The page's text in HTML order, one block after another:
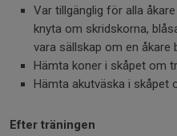
Var tillgänglig för alla
knyta om skridskorna,
vara sällskap om en åkare
Hämta koner i skåpet om
Hämta akutväska i skåpet
Efter träningen